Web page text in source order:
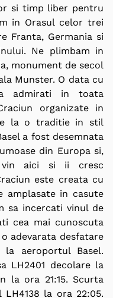
si timp liber pentru
in Orasul celor trei
Franta, Germania si
. Ne plimbam in
monument de secol
Munster. O data cu
admirati in toata
organizate in
la o traditie in stil
a fost desemnata
din Europa si,
aici si ii cresc
este creata cu
amplasate in casute
sa incercati vinul de
cea mai cunoscuta
o adevarata desfatare
la aeroportul Basel.
LH2401 decolare la
la ora 21:15. Scurta
la ora 22:05.